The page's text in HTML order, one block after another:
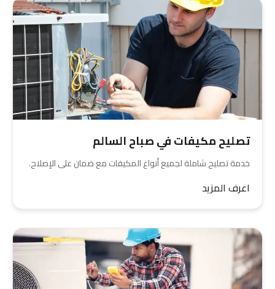
تصليح مكيفات في صباح السالم
خدمة تصليح شاملة لجميع أنواع المكيفات مع ضمان على الإصلاح.
اعرف المزيد